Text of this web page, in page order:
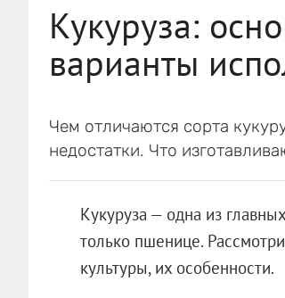
Кукуруза:
варианты
Чем отличаются сорта
недостатки. Что
Кукуруза — одна из
только пшенице.
культуры, их особенности.